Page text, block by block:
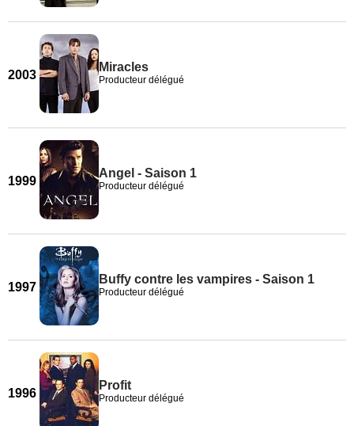
2003
Miracles
Producteur délégué
1999
Angel - Saison 1
Producteur délégué
1997
Buffy contre les vampires - Saison 1
Producteur délégué
1996
Profit
Producteur délégué